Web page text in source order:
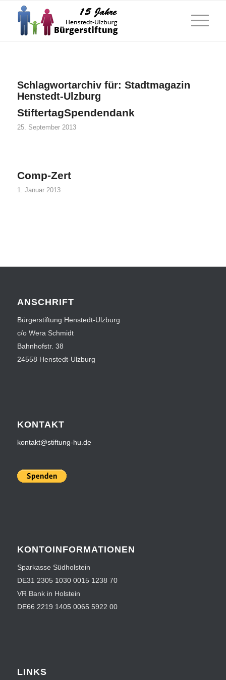
Schlagwortarchiv für: Stadtmagazin
Henstedt-Ulzburg
StiftertagSpendendank
25. September 2013
Comp-Zert
1. Januar 2013
ANSCHRIFT
Bürgerstiftung Henstedt-Ulzburg
c/o Wera Schmidt
Bahnhofstr. 38
24558 Henstedt-Ulzburg
KONTAKT
kontakt@stiftung-hu.de
KONTOINFORMATIONEN
Sparkasse Südholstein
DE31 2305 1030 0015 1238 70
VR Bank in Holstein
DE66 2219 1405 0065 5922 00
LINKS